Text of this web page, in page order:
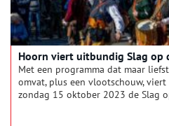
Hoorn viert uitbundig Slag op
Met een programma dat maar
omvat, plus een vlootschouw,
zondag 15 oktober 2023 de Slag